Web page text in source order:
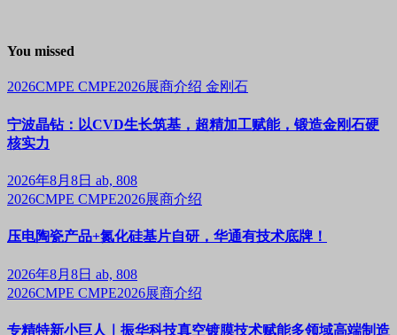
You missed
2026CMPE CMPE2026展商介绍 金刚石
宁波晶钻：以CVD生长筑基，超精加工赋能，锻造金刚石硬
核实力
2026年8月8日 ab, 808
2026CMPE CMPE2026展商介绍
压电陶瓷产品+氮化硅基片自研，华通有技术底牌！
2026年8月8日 ab, 808
2026CMPE CMPE2026展商介绍
专精特新小巨人｜振华科技真空镀膜技术赋能多领域高端制造